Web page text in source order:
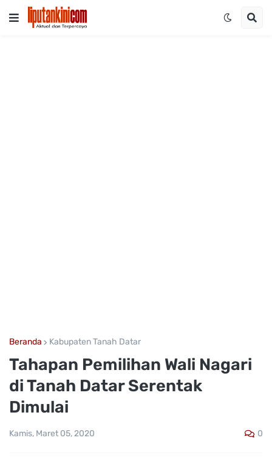
Beranda Kabupaten Tanah Datar
Tahapan Pemilihan Wali Nagari
di Tanah Datar Serentak
Dimulai
Kamis, Maret 05, 2020 0